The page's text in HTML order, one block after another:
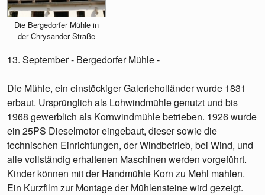
Die Bergedorfer Mühle in
der Chrysander Straße
13. September - Bergedorfer Mühle -
Die Mühle, ein einstöckiger Galerieholländer wurde 1831
erbaut. Ursprünglich als Lohwindmühle genutzt und bis
1968 gewerblich als Kornwindmühle betrieben. 1926 wurde
ein 25PS Dieselmotor eingebaut, dieser sowie die
technischen Einrichtungen, der Windbetrieb, bei Wind, und
alle vollständig erhaltenen Maschinen werden vorgeführt.
Kinder können mit der Handmühle Korn zu Mehl mahlen.
Ein Kurzfilm zur Montage der Mühlensteine wird gezeigt.